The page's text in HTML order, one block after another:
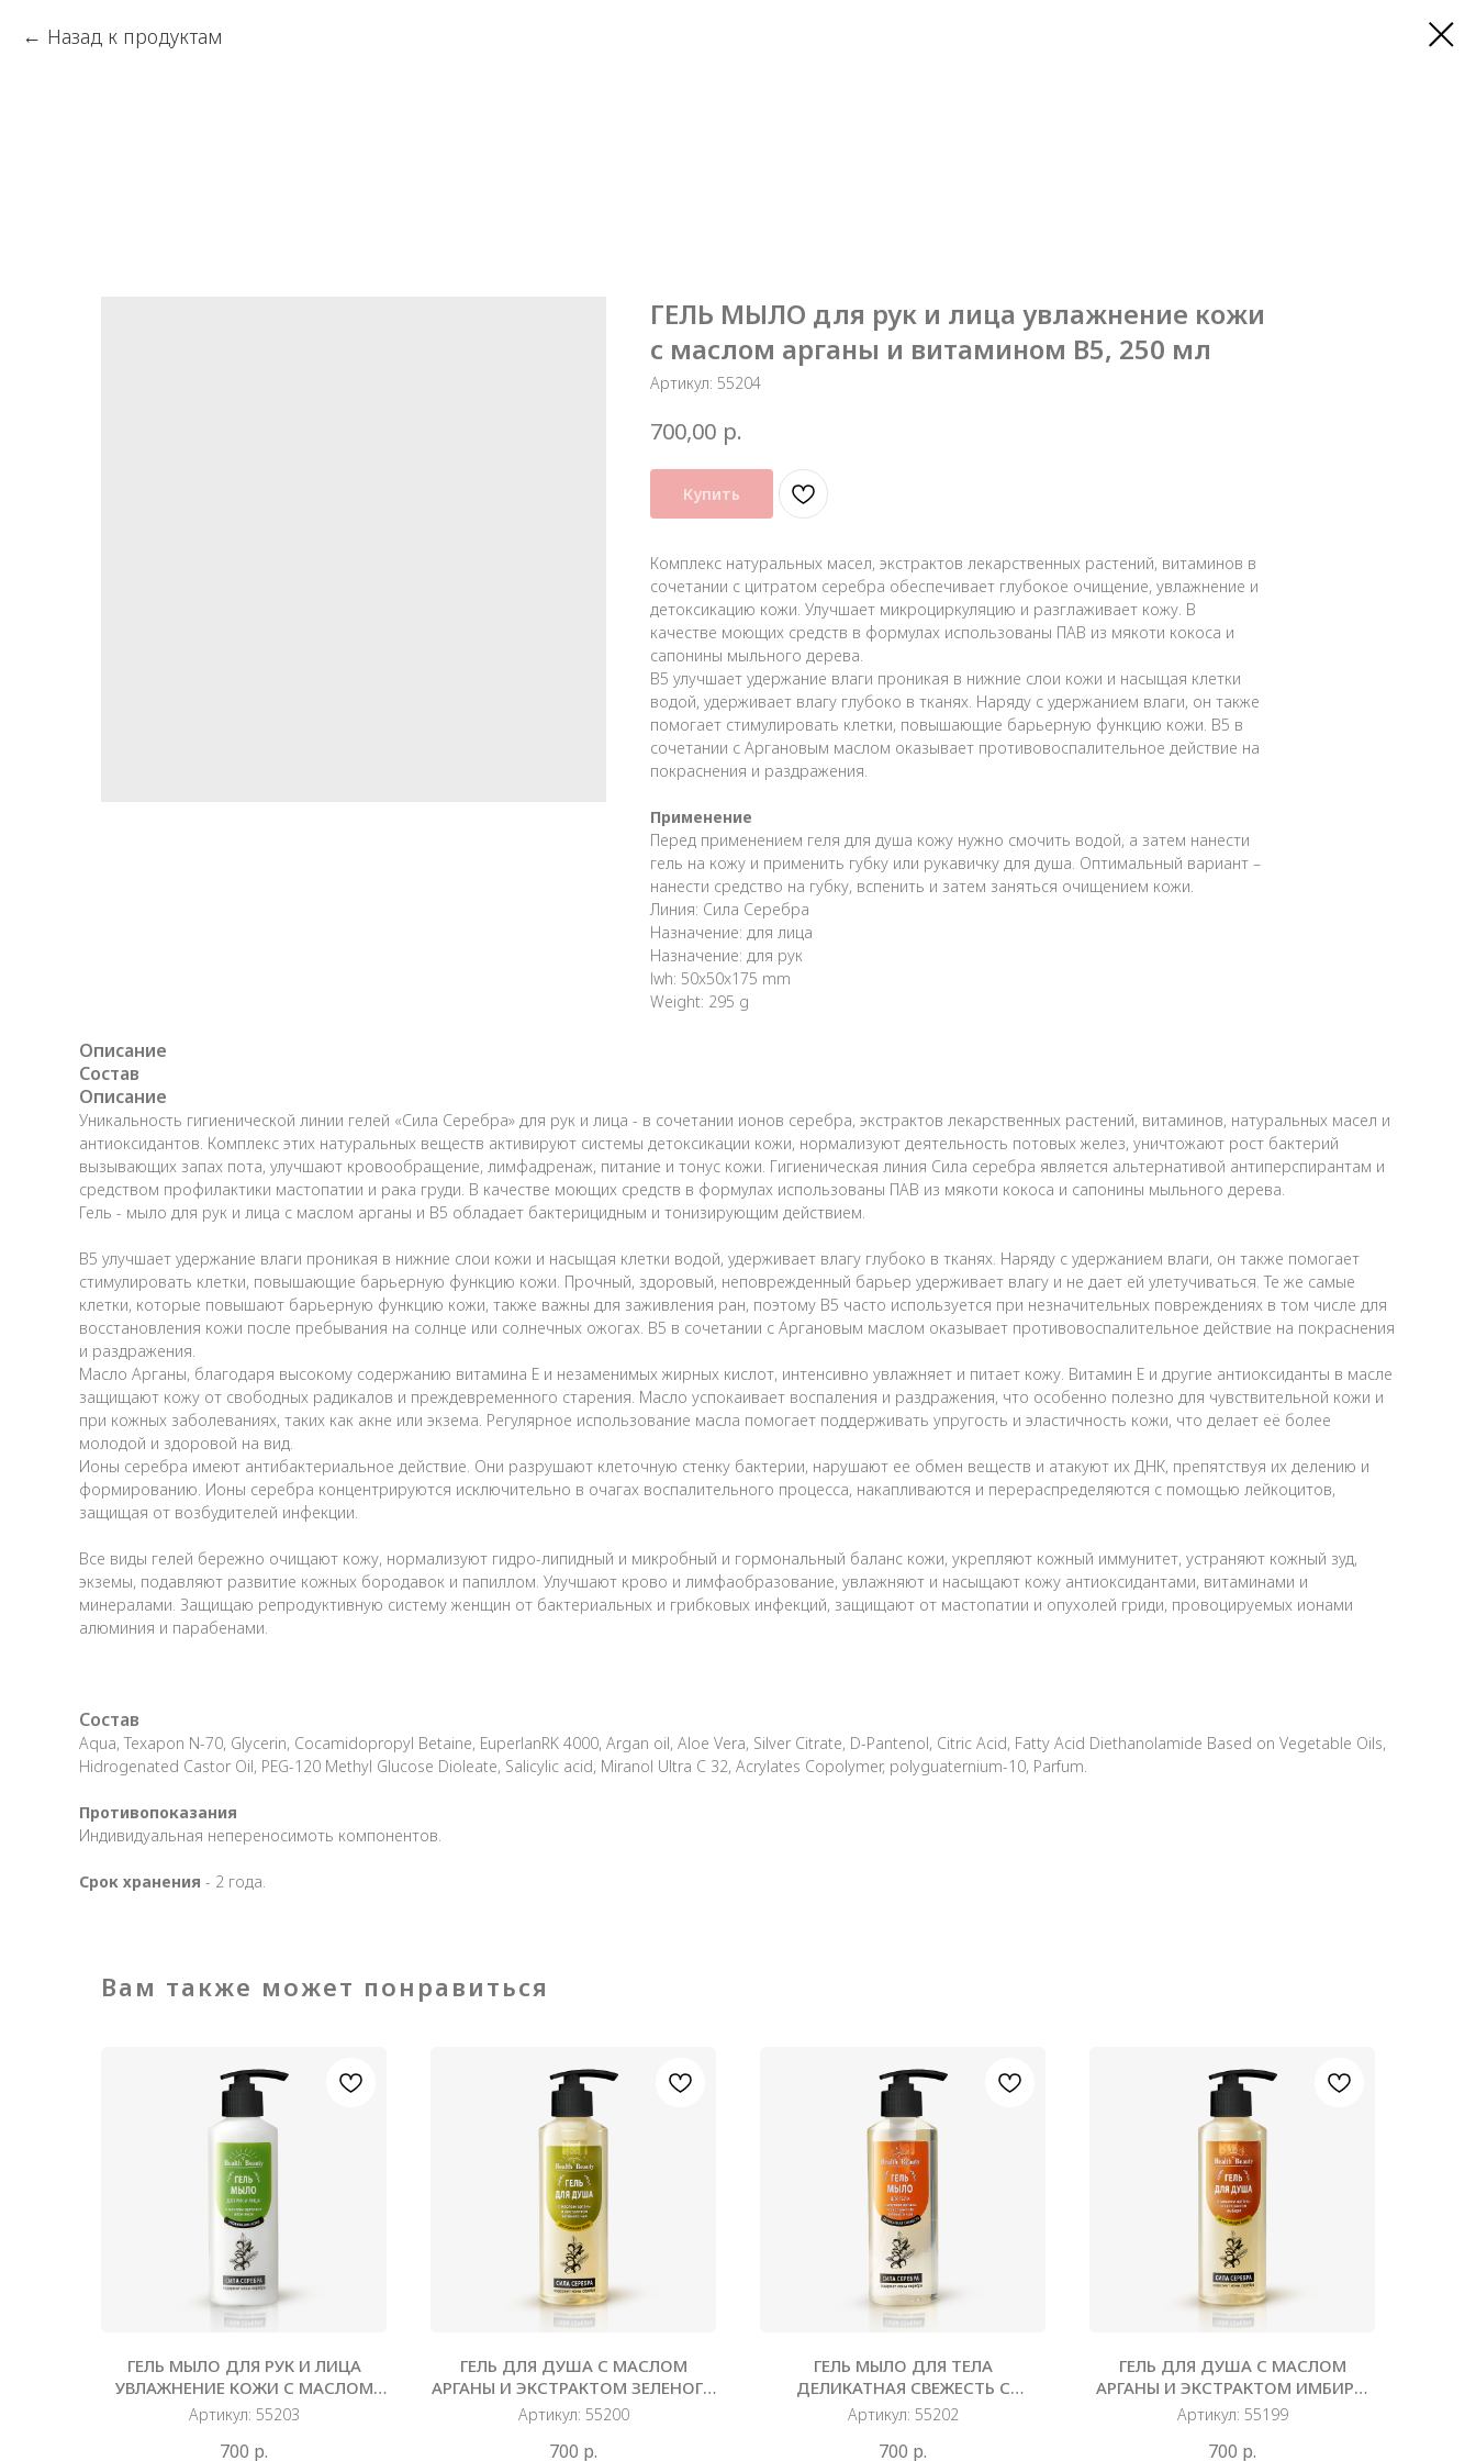
Назад к продуктам
ГЕЛЬ МЫЛО для рук и лица увлажнение кожи
с маслом арганы и витамином В5, 250 мл
Артикул: 55204
700,00 р.
Купить
Комплекс натуральных масел, экстрактов лекарственных растений, витаминов в
сочетании с цитратом серебра обеспечивает глубокое очищение, увлажнение и
детоксикацию кожи. Улучшает микроциркуляцию и разглаживает кожу. В
качестве моющих средств в формулах использованы ПАВ из мякоти кокоса и
сапонины мыльного дерева.
В5 улучшает удержание влаги проникая в нижние слои кожи и насыщая клетки
водой, удерживает влагу глубоко в тканях. Наряду с удержанием влаги, он также
помогает стимулировать клетки, повышающие барьерную функцию кожи. В5 в
сочетании с Аргановым маслом оказывает противовоспалительное действие на
покраснения и раздражения.
Применение
Перед применением геля для душа кожу нужно смочить водой, а затем нанести
гель на кожу и применить губку или рукавичку для душа. Оптимальный вариант –
нанести средство на губку, вспенить и затем заняться очищением кожи.
Линия: Сила Серебра
Назначение: для лица
Назначение: для рук
lwh: 50x50x175 mm
Weight: 295 g
Описание
Состав
Описание
Уникальность гигиенической линии гелей «Сила Серебра» для рук и лица - в сочетании ионов серебра, экстрактов лекарственных растений, витаминов, натуральных масел и
антиоксидантов. Комплекс этих натуральных веществ активируют системы детоксикации кожи, нормализуют деятельность потовых желез, уничтожают рост бактерий
вызывающих запах пота, улучшают кровообращение, лимфадренаж, питание и тонус кожи. Гигиеническая линия Сила серебра является альтернативой антиперспирантам и
средством профилактики мастопатии и рака груди. В качестве моющих средств в формулах использованы ПАВ из мякоти кокоса и сапонины мыльного дерева.
Гель - мыло для рук и лица с маслом арганы и В5 обладает бактерицидным и тонизирующим действием.
В5 улучшает удержание влаги проникая в нижние слои кожи и насыщая клетки водой, удерживает влагу глубоко в тканях. Наряду с удержанием влаги, он также помогает
стимулировать клетки, повышающие барьерную функцию кожи. Прочный, здоровый, неповрежденный барьер удерживает влагу и не дает ей улетучиваться. Те же самые
клетки, которые повышают барьерную функцию кожи, также важны для заживления ран, поэтому В5 часто используется при незначительных повреждениях в том числе для
восстановления кожи после пребывания на солнце или солнечных ожогах. В5 в сочетании с Аргановым маслом оказывает противовоспалительное действие на покраснения
и раздражения.
Масло Арганы, благодаря высокому содержанию витамина Е и незаменимых жирных кислот, интенсивно увлажняет и питает кожу. Витамин Е и другие антиоксиданты в масле
защищают кожу от свободных радикалов и преждевременного старения. Масло успокаивает воспаления и раздражения, что особенно полезно для чувствительной кожи и
при кожных заболеваниях, таких как акне или экзема. Регулярное использование масла помогает поддерживать упругость и эластичность кожи, что делает её более
молодой и здоровой на вид.
Ионы серебра имеют антибактериальное действие. Они разрушают клеточную стенку бактерии, нарушают ее обмен веществ и атакуют их ДНК, препятствуя их делению и
формированию. Ионы серебра концентрируются исключительно в очагах воспалительного процесса, накапливаются и перераспределяются с помощью лейкоцитов,
защищая от возбудителей инфекции.
Все виды гелей бережно очищают кожу, нормализуют гидро-липидный и микробный и гормональный баланс кожи, укрепляют кожный иммунитет, устраняют кожный зуд,
экземы, подавляют развитие кожных бородавок и папиллом. Улучшают крово и лимфаобразование, увлажняют и насыщают кожу антиоксидантами, витаминами и
минералами. Защищаю репродуктивную систему женщин от бактериальных и грибковых инфекций, защищают от мастопатии и опухолей гриди, провоцируемых ионами
алюминия и парабенами.
Состав
Aqua, Texapon N-70, Glycerin, Cocamidopropyl Betaine, EuperlanRK 4000, Argan oil, Aloe Vera, Silver Citrate, D-Pantenol, Citric Acid, Fatty Acid Diethanolamide Based on Vegetable Oils,
Hidrogenated Castor Oil, PEG-120 Methyl Glucose Dioleate, Salicylic acid, Miranol Ultra C 32, Acrylates Copolymer, polyguaternium-10, Parfum.
Противопоказания
Индивидуальная непереносимоть компонентов.
Срок хранения - 2 года.
Вам также может понравиться
ГЕЛЬ МЫЛО ДЛЯ РУК И ЛИЦА
УВЛАЖНЕНИЕ КОЖИ С МАСЛОМ
АРГАНЫ И АЛОЕ ВЕРА, 250 МЛ
Артикул: 55203
700 р.
ГЕЛЬ ДЛЯ ДУША С МАСЛОМ
АРГАНЫ И ЭКСТРАКТОМ ЗЕЛЕНОГО
ЧАЯ, 250 МЛ
Артикул: 55200
700 р.
ГЕЛЬ МЫЛО ДЛЯ ТЕЛА
ДЕЛИКАТНАЯ СВЕЖЕСТЬ С
МАСЛОМ АРГАНЫ И ЭКСТРАКТОМ
ЗЕЛЕНОГО ЧАЯ, 250 МЛ
Артикул: 55202
700 р.
ГЕЛЬ ДЛЯ ДУША С МАСЛОМ
АРГАНЫ И ЭКСТРАКТОМ ИМБИРЯ,
250 МЛ
Артикул: 55199
700 р.